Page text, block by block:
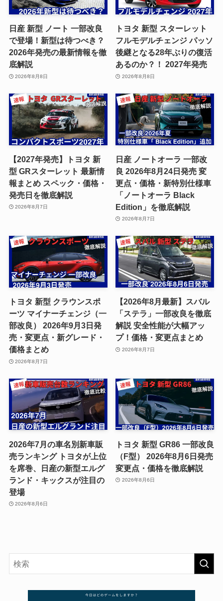
日産 新型 ノート 一部改良
で登場！新型は待つべき？
2026年発売の最新情報を徹
底解説
2026年8月8日
トヨタ 新型 スターレット
フルモデルチェンジ パッソ
後継となる28年ぶりの復活
あるのか？！ 2027年発売
2026年8月8日
【2027年発売】トヨタ 新
型 GRスターレット 最新情
報まとめ スペック・価格・
発売日を徹底解説
2026年8月7日
日産 ノートオーラ 一部改
良 2026年8月24日発売 変
更点・価格・新特別仕様車
「ノートオーラ Black
Edition」を徹底解説
2026年8月7日
トヨタ 新型 クラウンスポ
ーツ マイナーチェンジ（一
部改良） 2026年9月3日発
売・変更点・新グレード・
価格まとめ
2026年8月7日
【2026年8月最新】スバル
「ステラ」一部改良を徹底
解説 安全性能が大幅アッ
プ！価格・変更点まとめ
2026年8月7日
2026年7月の車名別新車販
売ランキング トヨタが上位
を席巻、日産の新型エルグ
ランド・キックスが注目の
登場
2026年8月6日
トヨタ 新型 GR86 一部改良
（F型） 2026年8月6日発売
変更点・価格を徹底解説
2026年8月6日